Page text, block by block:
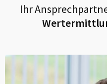
Ihr